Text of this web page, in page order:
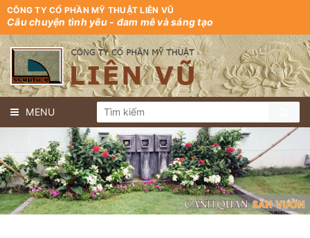
CÔNG TY CỔ PHẦN MỸ THUẬT LIÊN VŨ
Câu chuyện tình yêu - đam mê và sáng tạo
MENU